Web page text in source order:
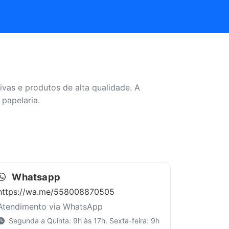
e produtos de alta qualidade. A
Whatsapp
wa.me/558008870505
via WhatsApp
Segunda a Quinta: 9h às 17h. Sexta-feira: 9h